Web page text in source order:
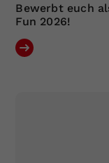
Bewerbt euch
Fun 2026!